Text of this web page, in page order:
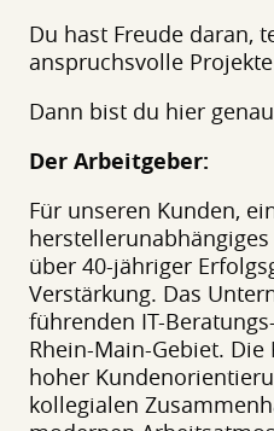
Du hast Freude daran,
anspruchsvolle
Dann bist du hier
Der Arbeitgeber:
Für unseren Kunden,
über 40-jähriger
Verstärkung. Das
führenden IT-
Rhein-Main-Gebiet.
hoher
kollegialen